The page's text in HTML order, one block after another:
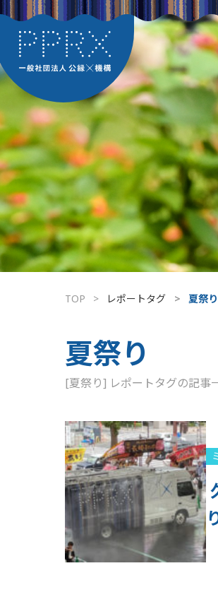
TOP レポートタグ 夏祭り
夏祭り
[夏祭り] レポートタグの記事